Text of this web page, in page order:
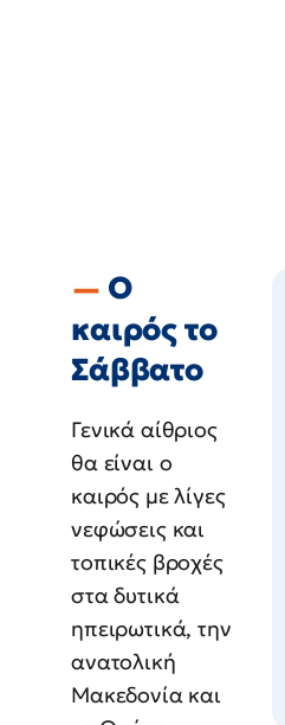
Ο
καιρός το
Σάββατο
Γενικά αίθριος
θα είναι ο
καιρός με λίγες
νεφώσεις και
τοπικές βροχές
στα δυτικά
ηπειρωτικά, την
ανατολική
Μακεδονία και